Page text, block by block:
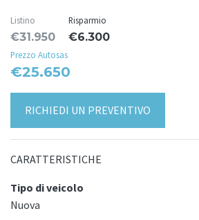
Listino
€31.950
Risparmio
€6.300
Prezzo Autosas
€25.650
RICHIEDI UN PREVENTIVO
CARATTERISTICHE
Tipo di veicolo
Nuova